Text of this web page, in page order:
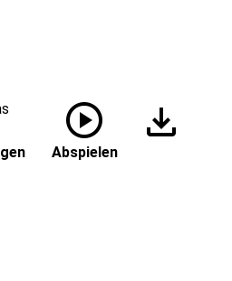
play_circle
Abspielen
download